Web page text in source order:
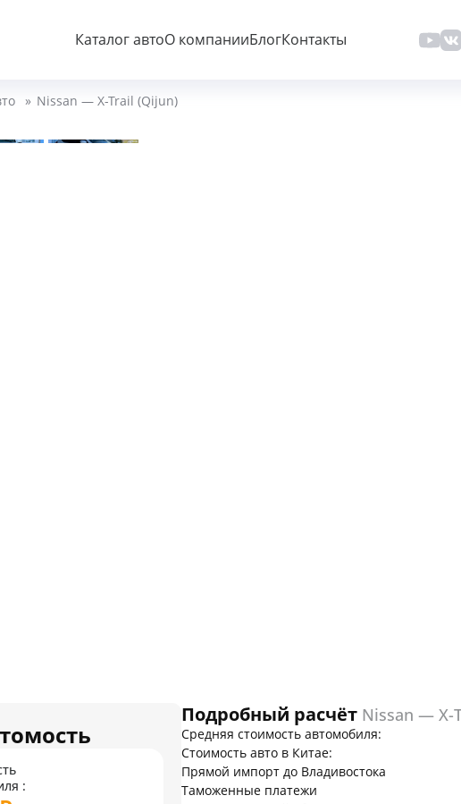
Каталог автоО компанииБлогКонтакты
» Nissan — X-Trail (Qijun)
:
Подробный расчёт Nissan — X-
Средняя стоимость автомобиля:
Стоимость авто в Китае:
Прямой импорт до Владивостока
Таможенные платежи